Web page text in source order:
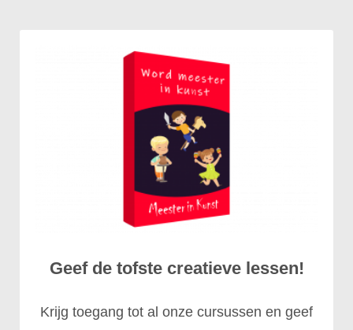
Geef de tofste creatieve lessen!
Krijg toegang tot al onze cursussen en geef